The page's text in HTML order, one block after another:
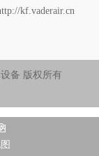
kf.vaderair.cn
备 版权所有